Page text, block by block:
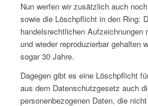
Nun werfen wir zusätzlich auch
sowie die Löschpflicht in den Ring:
handelsrechtlichen Aufzeichnungen
und wieder reproduzierbar gehalten
sogar 30 Jahre.
Dagegen gibt es eine Löschpflicht
aus dem Datenschutzgesetz auch
personenbezogenen Daten, die